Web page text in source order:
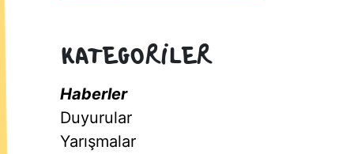
KATEGORİLER
Haberler
Duyurular
Yarışmalar